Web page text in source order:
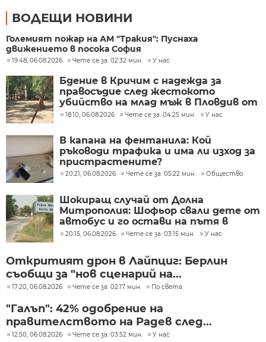
ВОДЕЩИ НОВИНИ
Големият пожар на АМ "Тракия": Пуснаха
движението в посока София
19:48, 06.08.2026 Чете се за: 02:32 мин. У нас
Бдение в Кричим с надежда за
правосъдие след жестокото
убийство на млад мъж в Пловдив от
тийнейджъри
18:10, 06.08.2026 Чете се за: 04:25 мин. У нас
В капана на фентанила: Кой
ръководи трафика и има ли изход за
пристрастените?
20:21, 06.08.2026 Чете се за: 05:22 мин. Общество
Шокиращ случай от Долна
Митрополия: Шофьор свали дете от
автобус и го остави на пътя в
жегата
20:15, 06.08.2026 Чете се за: 03:15 мин. У нас
Откритият дрон в Лайпциг: Берлин
съобщи за "нов сценарий на...
17:20, 06.08.2026 Чете се за: 02:17 мин. По света
"Галъп": 42% одобрение на
правителството на Радев след...
12:50, 06.08.2026 Чете се за: 03:52 мин. У нас